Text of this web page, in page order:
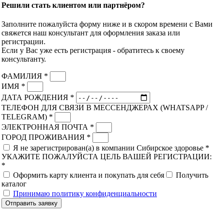
Решили стать клиентом или партнёром?
Заполните пожалуйста форму ниже и в скором времени с Вами
свяжется наш консультант для оформления заказа или
регистрации.
Если у Вас уже есть регистрация - обратитесь к своему
консультанту.
ФАМИЛИЯ *
ИМЯ *
ДАТА РОЖДЕНИЯ *
ТЕЛЕФОН ДЛЯ СВЯЗИ В МЕССЕНДЖЕРАХ (WHATSAPP /
TELEGRAM) *
ЭЛЕКТРОННАЯ ПОЧТА *
ГОРОД ПРОЖИВАНИЯ *
Я не зарегистрирован(а) в компании Сибирское здоровье *
УКАЖИТЕ ПОЖАЛУЙСТА ЦЕЛЬ ВАШЕЙ РЕГИСТРАЦИИ:
*
Оформить карту клиента и покупать для себя
Получить
каталог
Принимаю политику конфиденциальности
Отправить заявку